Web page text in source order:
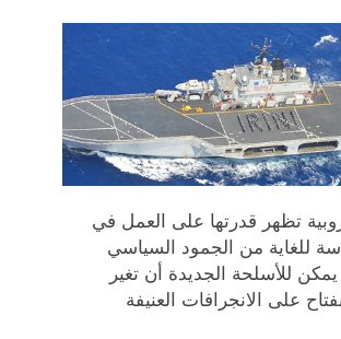
تظهر قدرتها على العمل في
للغاية من الجمود السياسي
للأسلحة الجديدة أن تغير
على الانجرافات العنيفة